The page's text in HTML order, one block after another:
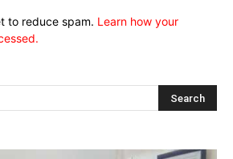
to reduce spam. Learn how your